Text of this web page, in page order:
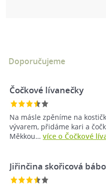
Doporučujeme
Čočkové lívanečky
Na másle zpěníme na
vývarem, přidáme kari a
Měkkou… více o Čočkové
Jiřinčina skořicová